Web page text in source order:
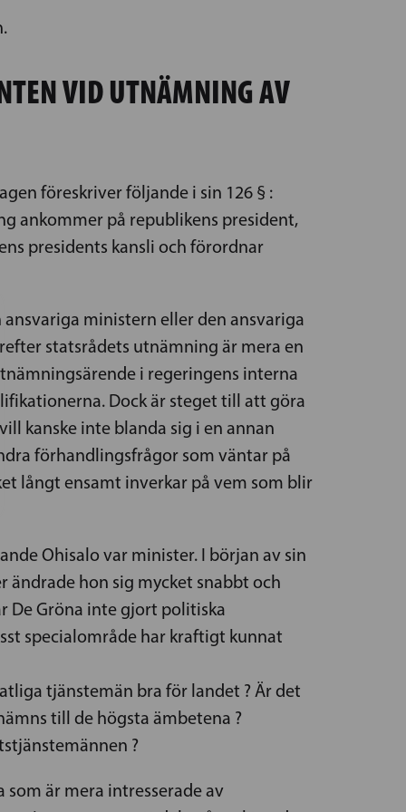
VID UTNÄMNING AV
föreskriver följande i sin 126 § :
ankommer på republikens president,
presidents kansli och förordnar
ministern eller den ansvariga
statsrådets utnämning är mera en
i regeringens interna
Dock är steget till att göra
kanske inte blanda sig i en annan
förhandlingsfrågor som väntar på
långt ensamt inverkar på vem som blir
Ohisalo var minister. I början av sin
hon sig mycket snabbt och
De Gröna inte gjort politiska
specialområde har kraftigt kunnat
tjänstemän bra för landet ? Är det
till de högsta ämbetena ?
?
är mera intresserade av